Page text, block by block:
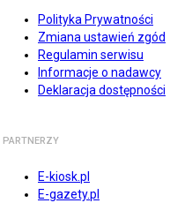
Polityka Prywatności
Zmiana ustawień zgód
Regulamin serwisu
Informacje o nadawcy
Deklaracja dostępności
PARTNERZY
E-kiosk.pl
E-gazety.pl